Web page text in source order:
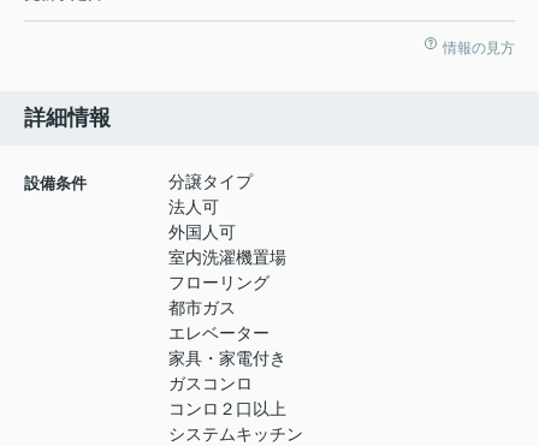
情報の見方
詳細情報
設備条件
分譲タイプ
法人可
外国人可
室内洗濯機置場
フローリング
都市ガス
エレベーター
家具・家電付き
ガスコンロ
コンロ２口以上
システムキッチン